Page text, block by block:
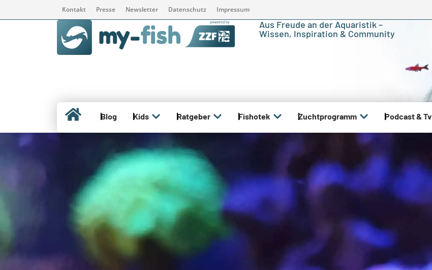
Kontakt Presse Newsletter Datenschutz Impressum
Aus Freude an der Aquaristik –
Wissen, Inspiration & Community
Blog Kids Ratgeber Fishotek Zuchtprogramm Podcast & Tv